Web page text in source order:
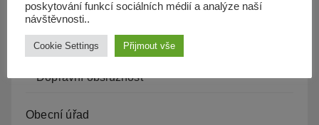
Územní plán
Občan server
Dopravní obslužnost
Obecní úřad
poskytování funkcí sociálních médií a analýze naší
návštěvnosti..
Cookie Settings Přijmout vše